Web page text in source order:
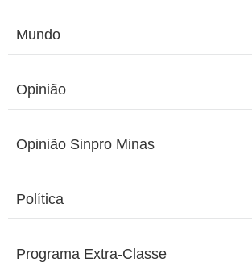
Mundo
Opinião
Opinião Sinpro Minas
Política
Programa Extra-Classe